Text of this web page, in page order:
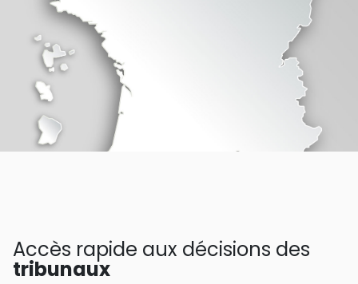
Accès rapide aux décisions des
tribunaux